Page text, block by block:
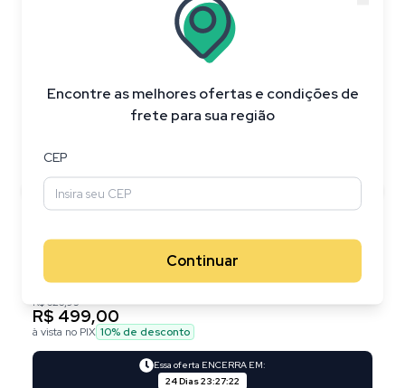
Encontre as melhores ofertas e condições de
frete para sua região
CEP
Continuar
R$ 626,95
R$ 499,00
à vista no PIX 10% de desconto
Essa oferta ENCERRA EM:
24 Dias 23:27:21